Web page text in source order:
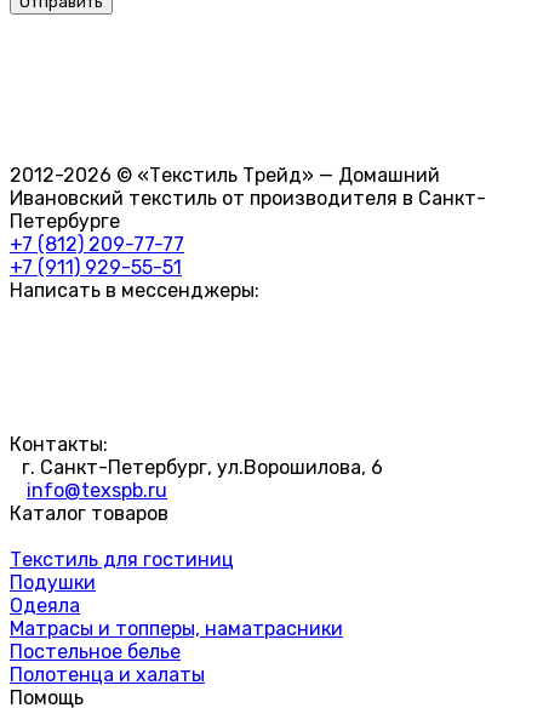
2012-2026 © «Текстиль Трейд» — Домашний
Ивановский текстиль от производителя в Санкт-
Петербурге
+7 (812) 209-77-77
+7 (911) 929-55-51
Написать в мессенджеры:
Контакты:
г. Санкт-Петербург, ул.Ворошилова, 6
info@texspb.ru
Каталог товаров
Текстиль для гостиниц
Подушки
Одеяла
Матрасы и топперы, наматрасники
Постельное белье
Полотенца и халаты
Помощь